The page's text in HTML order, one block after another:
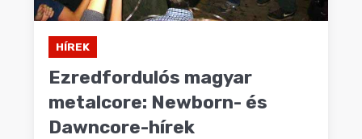
HÍREK
Ezredfordulós magyar
metalcore: Newborn- és
Dawncore-hírek